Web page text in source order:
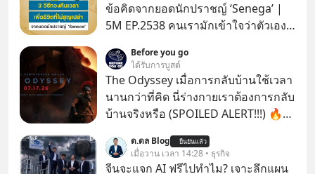
ข้อคิดจากยอดนักปราชญ์ ‘Senega’ |
5M EP.2538 คนเรามักเข้าใจว่าตัวเอง
แห่งยุคโรมันได้กล่าวถึง ‘เวลา’ อันเป็น
ทรัพย์ที่มีค่าที่สุดเอาไว้เมื่อราวๆ 2,000
ปีก่อนนี้ว่า “เราไม่ได้มีเวลาน้อยหรอก
เราทำเวลาหล่นหายไปมากต่างหาก”
ชีวิตสูญเปล่าไปมากกว่านี้ได้อย่างไร?
ติดตามได้ในพอดแคสต์ 5M EP. นี้
Before you go
ได้รับการบูสต์
The Odyssey เมื่อการกลับบ้านใช้เวลา
นานกว่าที่คิด นี่ร่างกายเราต้องการกลับ
บ้านจริงหรือ (SPOILED ALERT!!!) 🔥
ด.ดล Blog ยืนยันแล้ว
เมื่อวาน เวลา 14:28 • ธุรกิจ
จีนจะแจก AI ฟรีไปทำไม? เจาะลึกแผน